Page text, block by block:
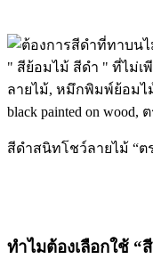
สีดำสนิทโชว์ลายไม้ “ต
ทำไมต้องเลือกใช้ “